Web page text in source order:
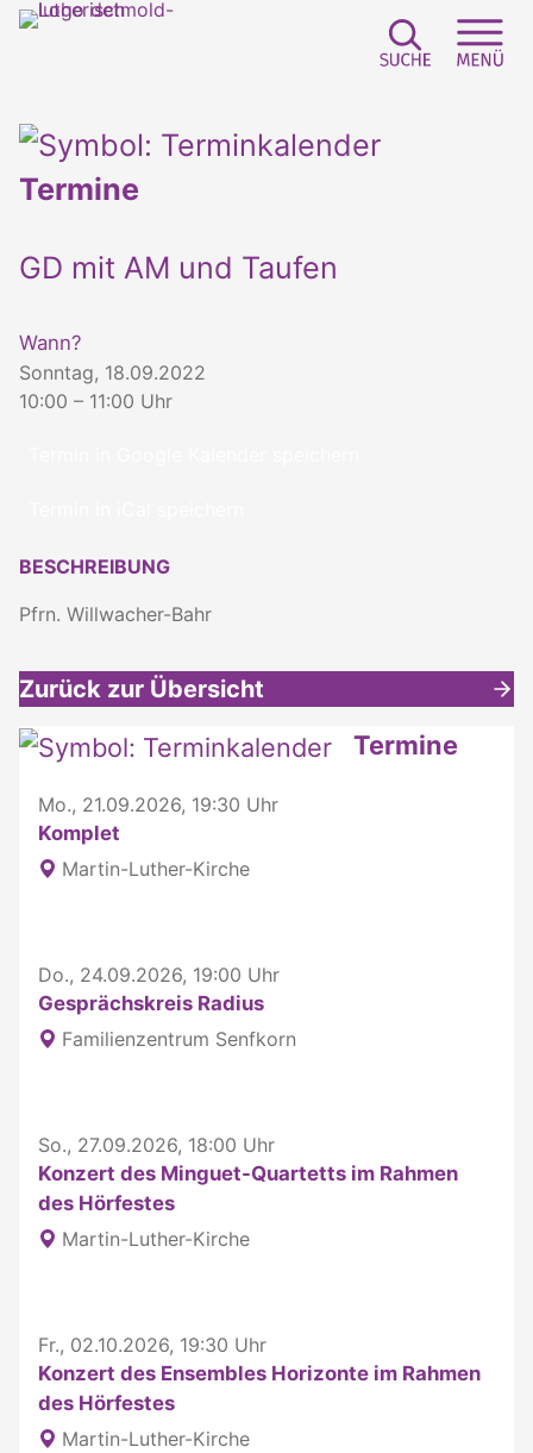
Termine
GD mit AM und Taufen
Wann?
Sonntag, 18.09.2022
10:00 – 11:00 Uhr
BESCHREIBUNG
Pfrn. Willwacher-Bahr
Zurück zur Übersicht
Weitere interessante Inhalte Termine
Mo., 21.09.2026, 19:30 Uhr
Komplet
Martin-Luther-Kirche
Do., 24.09.2026, 19:00 Uhr
Gesprächskreis Radius
Familienzentrum Senfkorn
So., 27.09.2026, 18:00 Uhr
Konzert des Minguet-Quartetts im Rahmen
des Hörfestes
Martin-Luther-Kirche
Fr., 02.10.2026, 19:30 Uhr
Konzert des Ensembles Horizonte im Rahmen
des Hörfestes
Martin-Luther-Kirche